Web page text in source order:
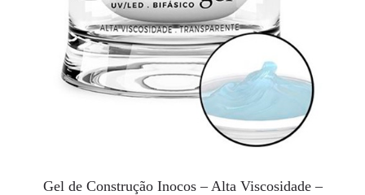
Gel de Construção Inocos – Alta Viscosidade –